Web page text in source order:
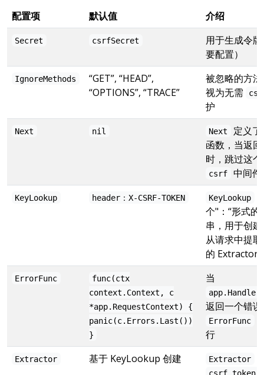
配置项 默认值 介绍
Secret csrfSecret
用于生成令
要配置）
IgnoreMethods
“GET”, “HEAD”,
“OPTIONS”, “TRACE”
被忽略的方
视为无需
护
Next nil Next
定义
函数，当返
时，跳过这个
csrf 中间件
KeyLookup header：X-CSRF-TOKEN KeyLookup
个" ： “形式的
串，用于创
从请求中提
的 Extractor
ErrorFunc
func(ctx
context.Context, c
*app.RequestContext) {
panic(c.Errors.Last())
}
当
返回一个错
ErrorFunc
行
Extractor 基于 KeyLookup 创建 Extractor
csrf token